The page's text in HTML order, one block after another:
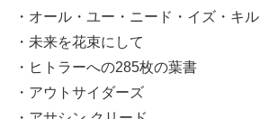
・オール・ユー・ニード・イズ・キル
・未来を花束にして
・ヒトラーへの285枚の葉書
・アウトサイダーズ